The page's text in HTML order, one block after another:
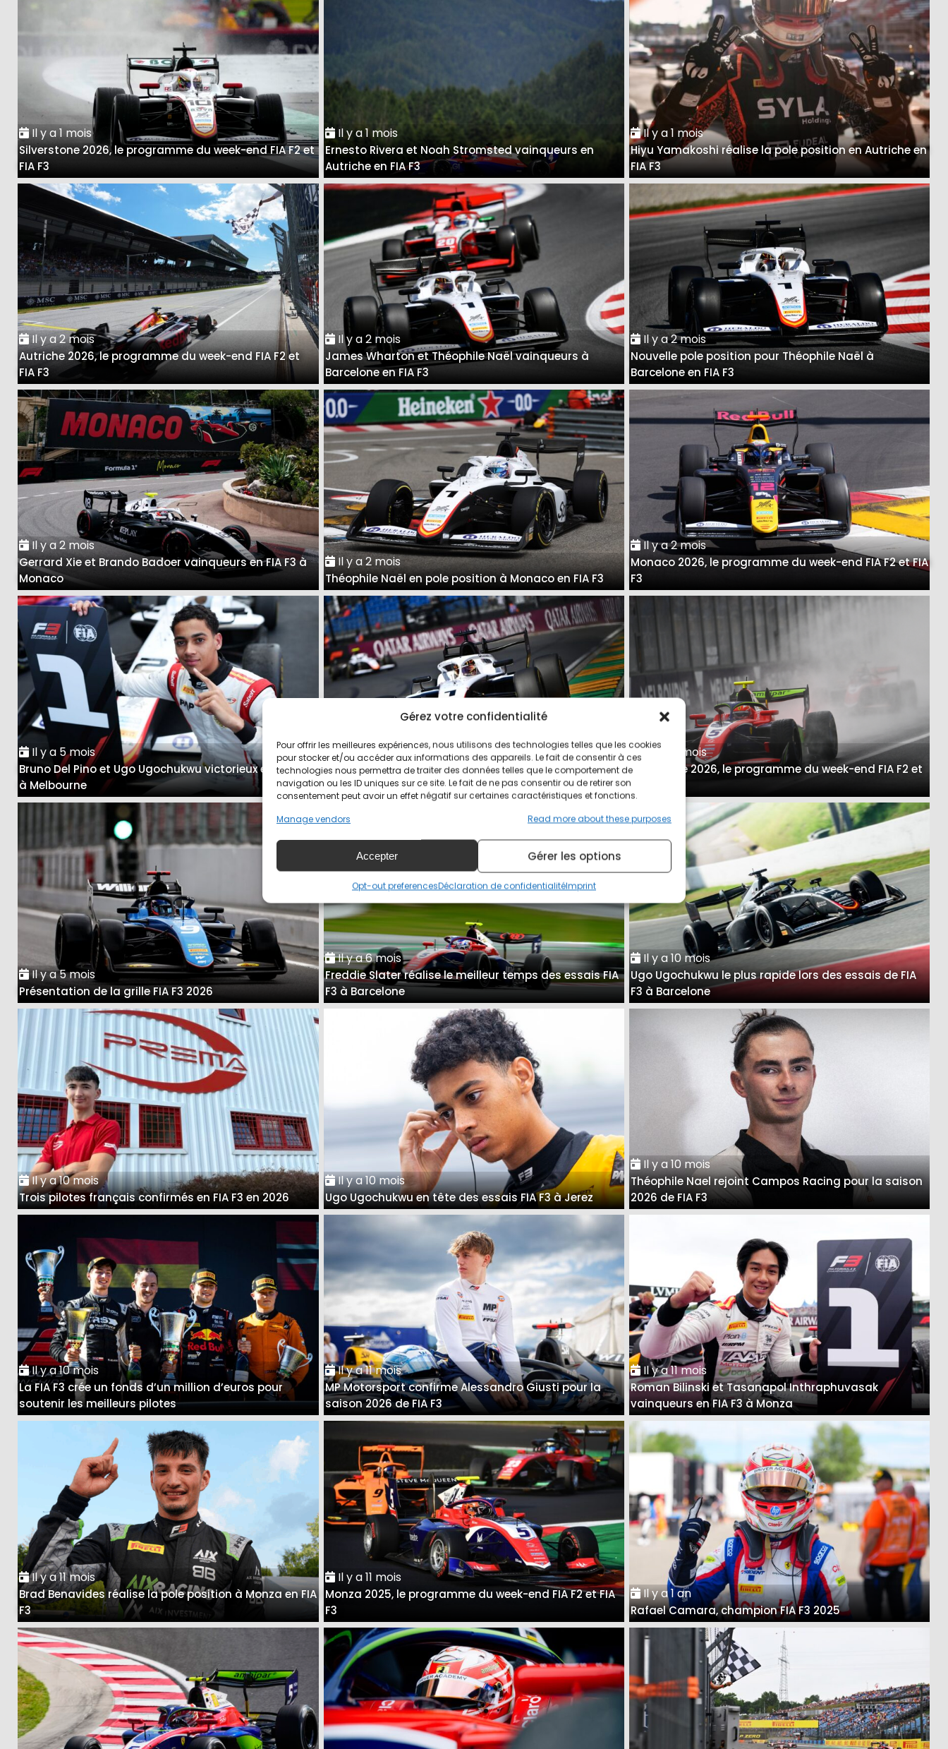
Gérez votre confidentialité
Pour offrir les meilleures expériences, nous utilisons des technologies telles que les cookies
pour stocker et/ou accéder aux informations des appareils. Le fait de consentir à ces
technologies nous permettra de traiter des données telles que le comportement de
navigation ou les ID uniques sur ce site. Le fait de ne pas consentir ou de retirer son
consentement peut avoir un effet négatif sur certaines caractéristiques et fonctions.
Manage vendors
Read more about these purposes
Accepter Gérer les options
Opt-out preferencesDéclaration de confidentialitéImprint
Il y a 1 mois
Silverstone 2026, le programme du week-end FIA F2 et
FIA F3
Il y a 1 mois
Ernesto Rivera et Noah Stromsted vainqueurs en
Autriche en FIA F3
Il y a 1 mois
Hiyu Yamakoshi réalise la pole position en Autriche en
FIA F3
Il y a 2 mois
Autriche 2026, le programme du week-end FIA F2 et
FIA F3
Il y a 2 mois
James Wharton et Théophile Naël vainqueurs à
Barcelone en FIA F3
Il y a 2 mois
Nouvelle pole position pour Théophile Naël à
Barcelone en FIA F3
Il y a 2 mois
Gerrard Xie et Brando Badoer vainqueurs en FIA F3 à
Monaco
Il y a 2 mois
Théophile Naël en pole position à Monaco en FIA F3
Il y a 2 mois
Monaco 2026, le programme du week-end FIA F2 et FIA
F3
Il y a 5 mois
Bruno Del Pino et Ugo Ugochukwu victorieux en FIA F3
à Melbourne
Il y a 5 mois
Théophile Naël réalise la pole position à Melbourne en
FIA F3
Il y a 5 mois
Melbourne 2026, le programme du week-end FIA F2 et
FIA F3
Il y a 5 mois
Présentation de la grille FIA F3 2026
Il y a 6 mois
Freddie Slater réalise le meilleur temps des essais FIA
F3 à Barcelone
Il y a 10 mois
Ugo Ugochukwu le plus rapide lors des essais de FIA
F3 à Barcelone
Il y a 10 mois
Trois pilotes français confirmés en FIA F3 en 2026
Il y a 10 mois
Ugo Ugochukwu en tête des essais FIA F3 à Jerez
Il y a 10 mois
Théophile Nael rejoint Campos Racing pour la saison
2026 de FIA F3
Il y a 10 mois
La FIA F3 crée un fonds d’un million d’euros pour
soutenir les meilleurs pilotes
Il y a 11 mois
MP Motorsport confirme Alessandro Giusti pour la
saison 2026 de FIA F3
Il y a 11 mois
Roman Bilinski et Tasanapol Inthraphuvasak
vainqueurs en FIA F3 à Monza
Il y a 11 mois
Brad Benavides réalise la pole position à Monza en FIA
F3
Il y a 11 mois
Monza 2025, le programme du week-end FIA F2 et FIA
F3
Il y a 1 an
Rafael Camara, champion FIA F3 2025